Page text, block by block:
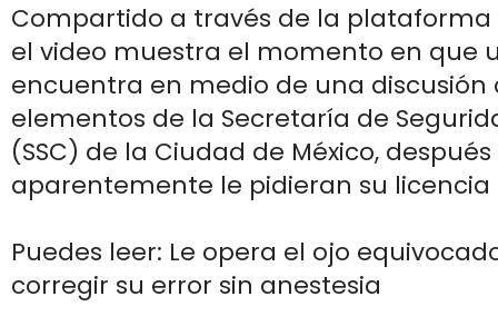
Compartido a través de la plataforma
el video muestra el momento en que
encuentra en medio de una discusión
elementos de la Secretaría de
(SSC) de la Ciudad de México,
aparentemente le pidieran su licencia
Puedes leer: Le opera el ojo
corregir su error sin anestesia